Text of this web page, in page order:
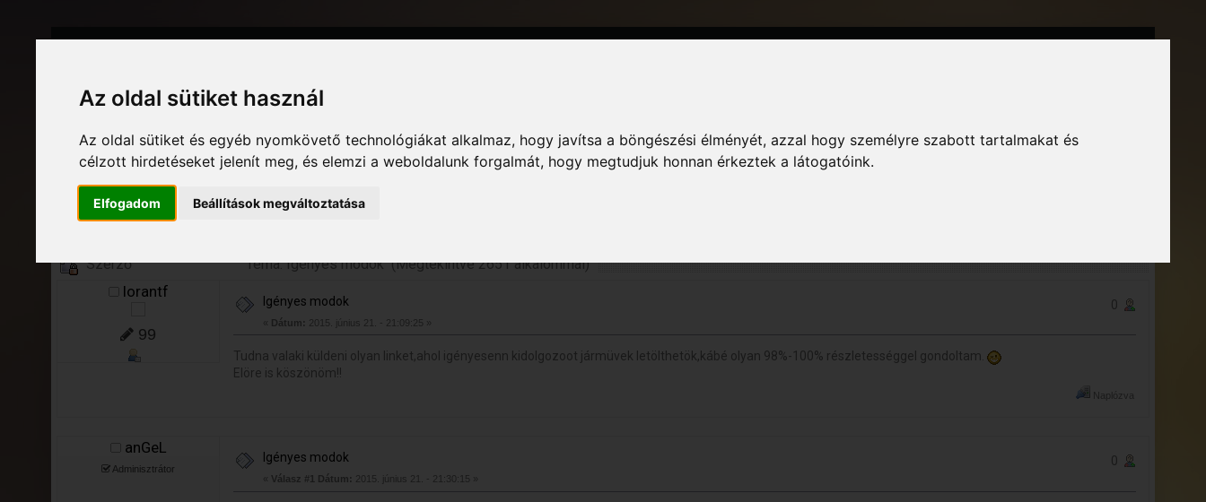
Az oldal sütiket használ
Az oldal sütiket és egyéb nyomkövető technológiákat alkalmaz, hogy javítsa a böngészési élményét, azzal hogy személyre szabott tartalmakat és
célzott hirdetéseket jelenít meg, és elemzi a weboldalunk forgalmát, hogy megtudjuk honnan érkeztek a látogatóink.
Elfogadom Beállítások megváltoztatása
Szerző Téma: Igényes modok (Megtekintve 2651 alkalommal)
lorantf
99
Igényes modok
« Dátum: 2015. június 21. - 21:09:25 »
0
Tudna valaki küldeni olyan linket,ahol igényesenn kidolgozoot jármüvek letölthetök,kábé olyan 98%-100% részletességgel gondoltam.
Elöre is köszönöm!!
Naplózva
anGeL
Adminisztrátor
Igényes modok
« Válasz #1 Dátum: 2015. június 21. - 21:30:15 »
0